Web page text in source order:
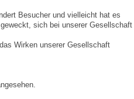
Besucher und vielleicht hat es
sich bei unserer Gesellschaft
Wirken unserer Gesellschaft